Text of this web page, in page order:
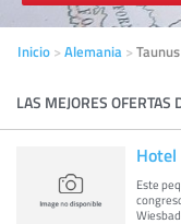
Inicio Alemania Taunus
LAS MEJORES OFERTAS
Este